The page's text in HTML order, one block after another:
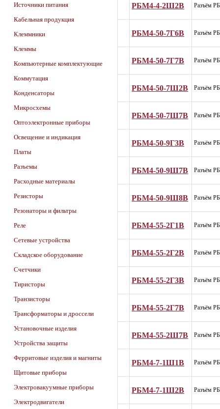
Источники питания
Кабельная продукция
Клеммники
Клеммы
Компьютерные комплектующие
Коммутация
Конденсаторы
Микросхемы
Оптоэлектронные приборы
Освещение и индикация
Платы
Разъемы
Расходные материалы
Резисторы
Резонаторы и фильтры
Реле
Сетевые устройства
Складское оборудование
Счетчики
Тиристоры
Транзисторы
Трансформаторы и дроссели
Установочные изделия
Устройства защиты
Ферритовые изделия и магниты
Щитовые приборы
Электровакуумные приборы
Электродвигатели
РБМ4-4-2Ш2В Разъём
РБМ4-50-7Г6В Разъём
РБМ4-50-7Г7В Разъём
РБМ4-50-7Ш2В Разъём
РБМ4-50-7Ш7В Разъём
РБМ4-50-9Г3В Разъём
РБМ4-50-9Ш7В Разъём
РБМ4-50-9Ш8В Разъём
РБМ4-55-2Г1В Разъём
РБМ4-55-2Г2В Разъём
РБМ4-55-2Г3В Разъём
РБМ4-55-2Г7В Разъём
РБМ4-55-2Ш7В Разъём
РБМ4-7-1Ш1В Разъём
РБМ4-7-1Ш2В Разъём